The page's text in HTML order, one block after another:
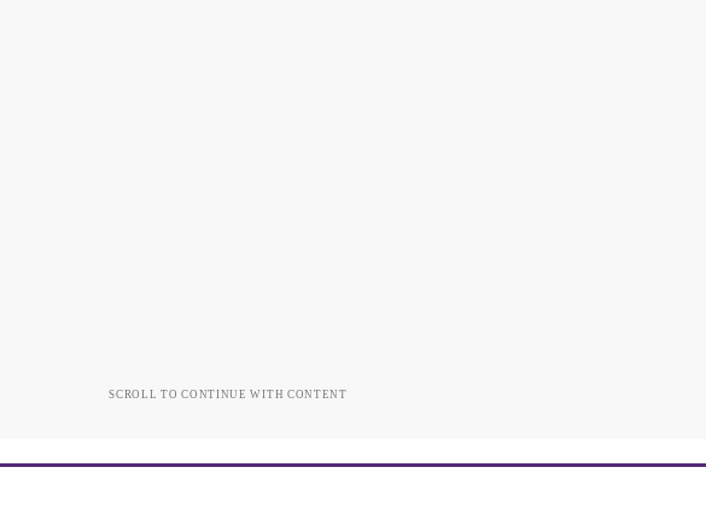
SCROLL TO CONTINUE WITH CONTENT